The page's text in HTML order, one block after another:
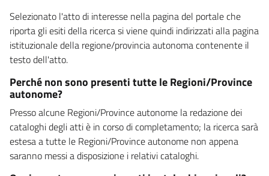
Selezionato l'atto di interesse nella pagina del portale che
riporta gli esiti della ricerca si viene quindi indirizzati alla pagina
istituzionale della regione/provincia autonoma contenente il
testo dell'atto.
Perché non sono presenti tutte le Regioni/Province
autonome?
Presso alcune Regioni/Province autonome la redazione dei
cataloghi degli atti è in corso di completamento; la ricerca sarà
estesa a tutte le Regioni/Province autonome non appena
saranno messi a disposizione i relativi cataloghi.